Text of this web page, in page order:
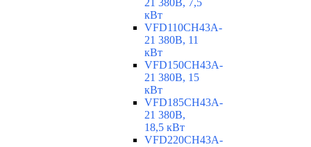
21 380В, 7,5
кВт
VFD110CH43A-
21 380В, 11
кВт
VFD150CH43A-
21 380В, 15
кВт
VFD185CH43A-
21 380В,
18,5 кВт
VFD220CH43A-